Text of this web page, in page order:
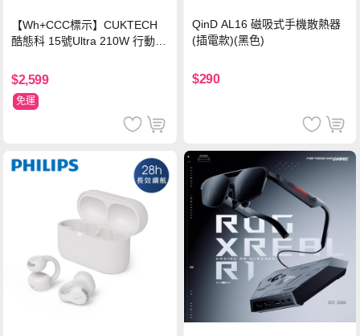
【Wh+CCC標示】CUKTECH
酷態科 15號Ultra 210W 行動電
$2,599
免運
QinD AL16 磁吸式手機散熱器
(插電款)(黑色)
$290